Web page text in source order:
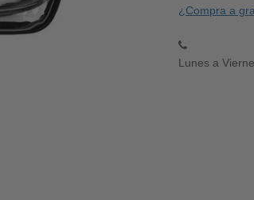
¿Compra a
Lunes a